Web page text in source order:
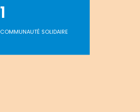
1
COMMUNAUTÉ SOLIDAIRE